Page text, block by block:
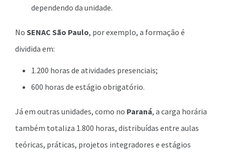
dependendo da unidade.
No SENAC São Paulo, por exemplo, a formação é
dividida em:
1.200 horas de atividades presenciais;
600 horas de estágio obrigatório.
Já em outras unidades, como no Paraná, a carga horária
também totaliza 1.800 horas, distribuídas entre aulas
teóricas, práticas, projetos integradores e estágios